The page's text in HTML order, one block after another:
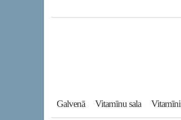
Galvenā Vitamīnu sala Vitamīni